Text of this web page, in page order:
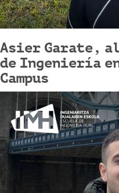
Asier Garate,
de Ingeniería
Campus